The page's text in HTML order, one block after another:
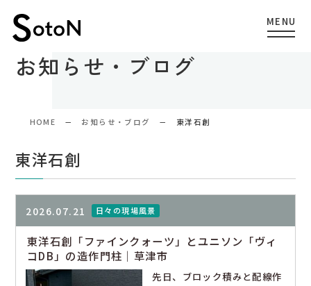
お知らせ・ブログ
HOME お知らせ・ブログ 東洋石創
東洋石創
2026.07.21 日々の現場風景
東洋石創「ファインクォーツ」とユニソン「ヴィ
コDB」の造作門柱｜草津市
先日、ブロック積みと配線作